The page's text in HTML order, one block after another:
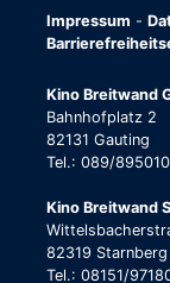
Impressum -
Kino Breitwand
Bahnhofplatz 2
82131 Gauting
Tel.: 089/
Kino Breitwand
82319 Starnberg
Tel.: 08151/